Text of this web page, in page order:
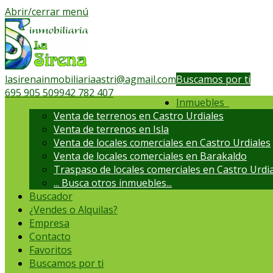
Abrir/cerrar menú
lasirenainmobiliariaastri@agmail.com
695 905 509942 782 407
Buscamos por ti
Inmuebles
Venta de terrenos en Castro Urdiales
Venta de terrenos en Isla
Venta de locales comerciales en Castro Urdiales
Venta de locales comerciales en Barakaldo
Traspaso de locales comerciales en Castro
... Busca otros inmuebles...
Buscador
¿Vendes o Alquilas?
Empresa
Contacto
Favoritos
Buscamos por ti